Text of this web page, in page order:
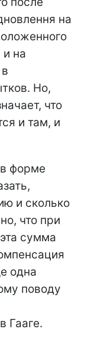
на
и на
Но,
что
и там, и
форме
и сколько
что при
сумма
одна
поводу
Гааге.